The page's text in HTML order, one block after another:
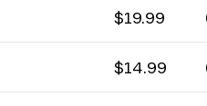
$19.99
$14.99